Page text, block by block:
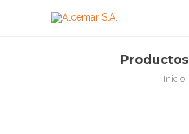
Productos
Inicio